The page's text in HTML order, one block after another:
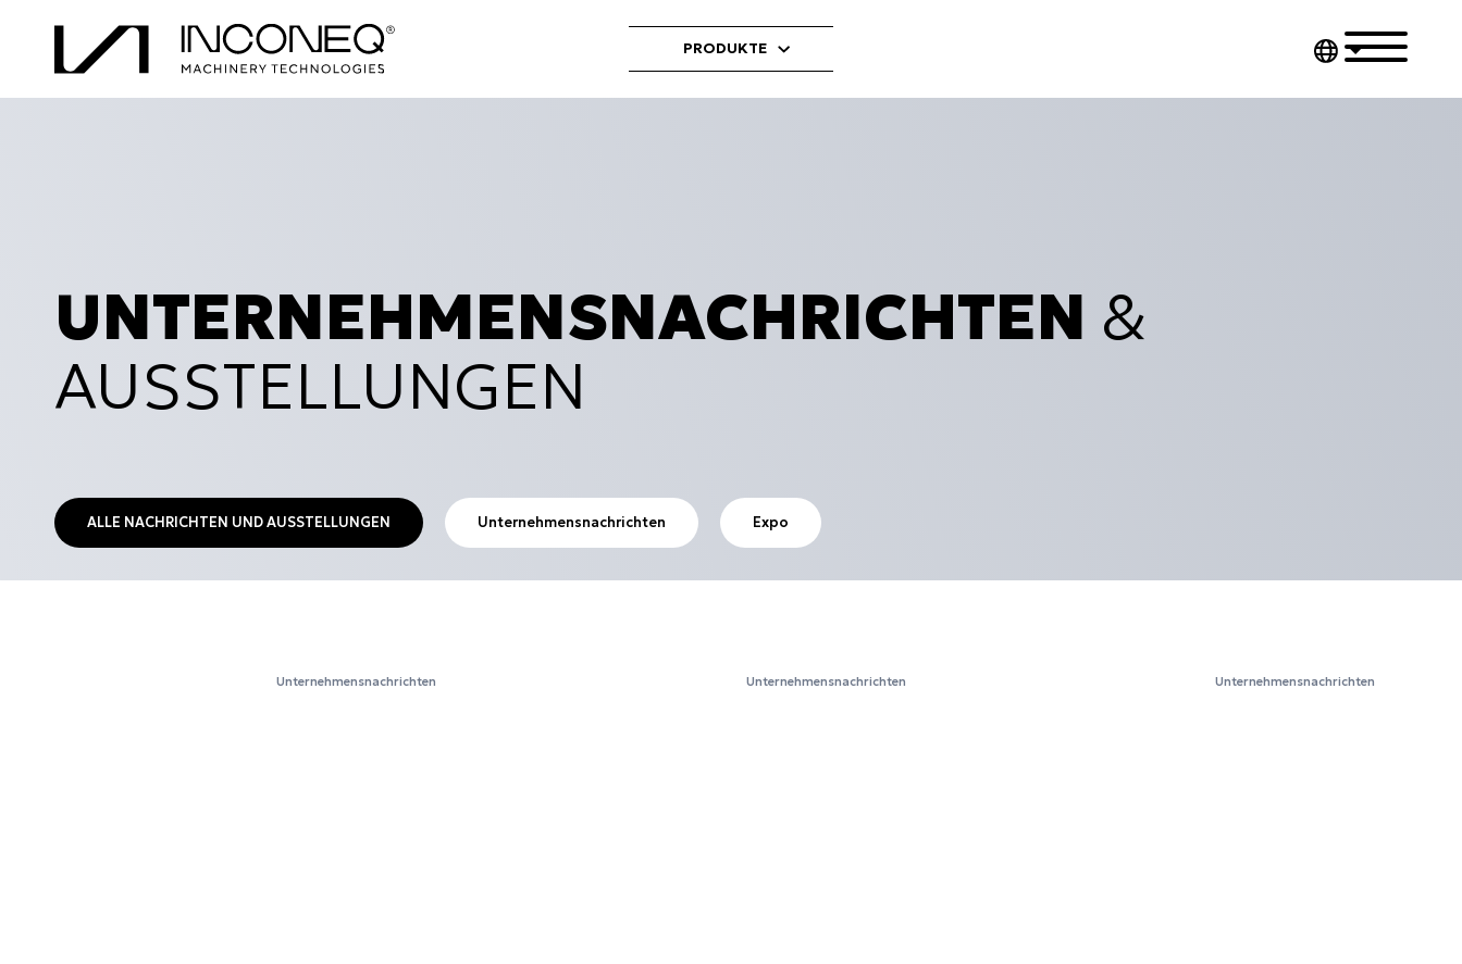
PRODUKTE
UNTERNEHMENSNACHRICHTEN &
AUSSTELLUNGEN
ALLE NACHRICHTEN UND AUSSTELLUNGEN Unternehmensnachrichten Expo
Unternehmensnachrichten Unternehmensnachrichten Unternehmensnachrichten